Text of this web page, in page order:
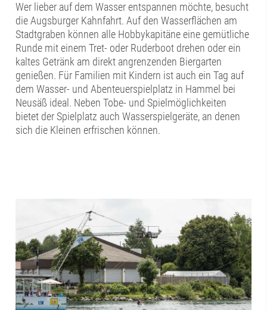
Wer lieber auf dem Wasser entspannen möchte, besucht
die Augsburger Kahnfahrt. Auf den Wasserflächen am
Stadtgraben können alle Hobbykapitäne eine gemütliche
Runde mit einem Tret- oder Ruderboot drehen oder ein
kaltes Getränk am direkt angrenzenden Biergarten
genießen. Für Familien mit Kindern ist auch ein Tag auf
dem Wasser- und Abenteuerspielplatz in Hammel bei
Neusäß ideal. Neben Tobe- und Spielmöglichkeiten
bietet der Spielplatz auch Wasserspielgeräte, an denen
sich die Kleinen erfrischen können.